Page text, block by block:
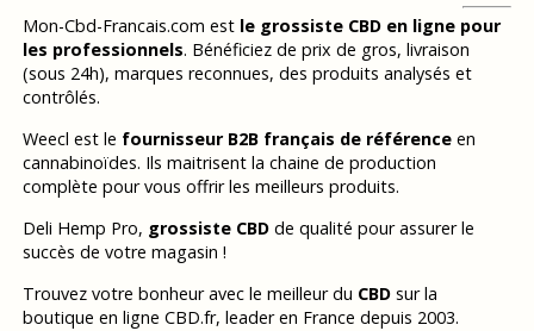
Mon-Cbd-Francais.com est le grossiste CBD en ligne pour
les professionnels. Bénéficiez de prix de gros, livraison
(sous 24h), marques reconnues, des produits analysés et
contrôlés.
Weecl est le fournisseur B2B français de référenceen
cannabinoïdes. Ils maitrisent la chaine de production
complète pour vous offrir les meilleurs produits.
Deli Hemp Pro, grossiste CBDde qualité pour assurer le
succès de votre magasin !
Trouvez votre bonheur avec le meilleur du CBDsur la
boutique en ligne CBD.fr, leader en France depuis 2003.